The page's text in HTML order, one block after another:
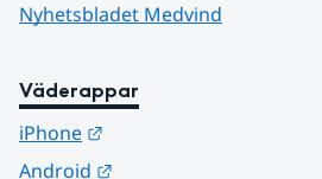
Nyhetsbladet Medvind
Väderappar
iPhone
Android